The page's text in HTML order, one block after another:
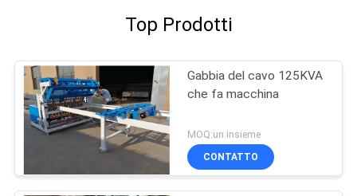
Top Prodotti
Gabbia del cavo 125KVA
che fa macchina
MOQ:un insieme
CONTATTO